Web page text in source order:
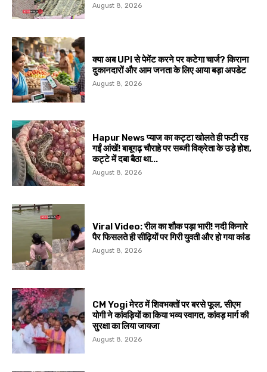
August 8, 2026
क्या अब UPI से पेमेंट करने पर कटेगा चार्ज? किराना
दुकानदारों और आम जनता के लिए आया बड़ा अपडेट
August 8, 2026
Hapur News प्याज का कट्टा खोलते ही फटी रह
गईं आंखें! बाबूगढ़ चौराहे पर सब्जी विक्रेता के उड़े होश,
कट्टे में दबा बैठा था...
August 8, 2026
Viral Video: रील का शौक पड़ा भारी! नदी किनारे
पैर फिसलते ही सीढ़ियों पर गिरी युवती और हो गया कांड
August 8, 2026
CM Yogi मेरठ में शिवभक्तों पर बरसे फूल, सीएम
योगी ने कांवड़ियों का किया भव्य स्वागत, कांवड़ मार्ग की
सुरक्षा का लिया जायजा
August 8, 2026